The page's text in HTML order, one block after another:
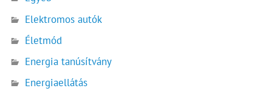
Elektromos autók
Életmód
Energia tanúsítvány
Energiaellátás